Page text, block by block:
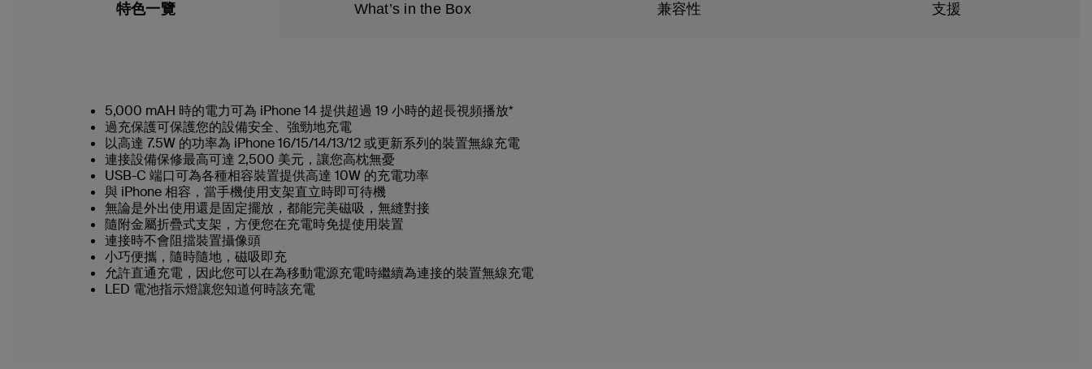
特色一覽 What’s in the Box 兼容性 支援
5,000 mAH 時的電力可為 iPhone 14 提供超過 19 小時的超長視頻播放*
過充保護可保護您的設備安全、強勁地充電
以高達 7.5W 的功率為 iPhone 16/15/14/13/12 或更新系列的裝置無線充電
連接設備保修最高可達 2,500 美元，讓您高枕無憂
USB-C 端口可為各種相容裝置提供高達 10W 的充電功率
與 iPhone 相容，當手機使用支架直立時即可待機
無論是外出使用還是固定擺放，都能完美磁吸，無縫對接
隨附金屬折疊式支架，方便您在充電時免提使用裝置
連接時不會阻擋裝置攝像頭
小巧便攜，隨時隨地，磁吸即充
允許直通充電，因此您可以在為移動電源充電時繼續為連接的裝置無線充電
LED 電池指示燈讓您知道何時該充電